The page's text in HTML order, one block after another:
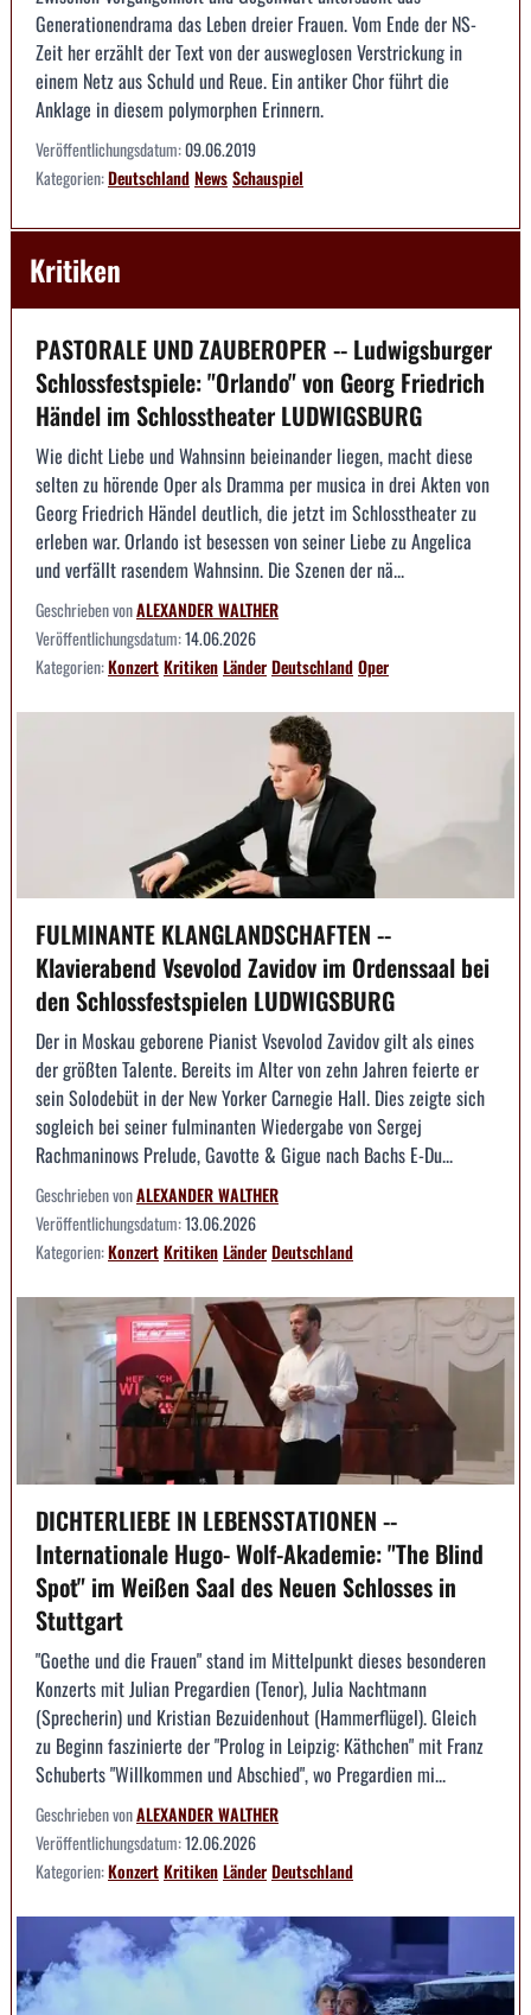
Generationendrama das Leben dreier Frauen. Vom Ende der NS-
Zeit her erzählt der Text von der ausweglosen Verstrickung in
einem Netz aus Schuld und Reue. Ein antiker Chor führt die
Anklage in diesem polymorphen Erinnern.
Veröffentlichungsdatum:09.06.2019
Kategorien:DeutschlandNewsSchauspiel
Kritiken
PASTORALE UND ZAUBEROPER -- Ludwigsburger
Schlossfestspiele: "Orlando" von Georg Friedrich
Händel im Schlosstheater LUDWIGSBURG
Wie dicht Liebe und Wahnsinn beieinander liegen, macht diese
selten zu hörende Oper als Dramma per musica in drei Akten von
Georg Friedrich Händel deutlich, die jetzt im Schlosstheater zu
erleben war. Orlando ist besessen von seiner Liebe zu Angelica
und verfällt rasendem Wahnsinn. Die Szenen der nä...
Geschrieben vonALEXANDER WALTHER
Veröffentlichungsdatum:14.06.2026
Kategorien:KonzertKritikenLänderDeutschlandOper
FULMINANTE KLANGLANDSCHAFTEN --
Klavierabend Vsevolod Zavidov im Ordenssaal bei
den Schlossfestspielen LUDWIGSBURG
Der in Moskau geborene Pianist Vsevolod Zavidov gilt als eines
der größten Talente. Bereits im Alter von zehn Jahren feierte er
sein Solodebüt in der New Yorker Carnegie Hall. Dies zeigte sich
sogleich bei seiner fulminanten Wiedergabe von Sergej
Rachmaninows Prelude, Gavotte & Gigue nach Bachs E-Du...
Geschrieben vonALEXANDER WALTHER
Veröffentlichungsdatum:13.06.2026
Kategorien:KonzertKritikenLänderDeutschland
DICHTERLIEBE IN LEBENSSTATIONEN --
Internationale Hugo- Wolf-Akademie: "The Blind
Spot" im Weißen Saal des Neuen Schlosses in
Stuttgart
"Goethe und die Frauen" stand im Mittelpunkt dieses besonderen
Konzerts mit Julian Pregardien (Tenor), Julia Nachtmann
(Sprecherin) und Kristian Bezuidenhout (Hammerflügel). Gleich
zu Beginn faszinierte der "Prolog in Leipzig: Käthchen" mit Franz
Schuberts "Willkommen und Abschied", wo Pregardien mi...
Geschrieben vonALEXANDER WALTHER
Veröffentlichungsdatum:12.06.2026
Kategorien:KonzertKritikenLänderDeutschland